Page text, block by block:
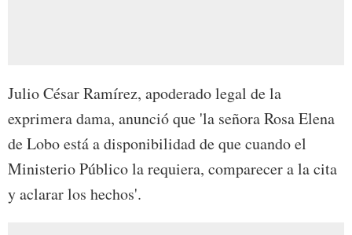
Julio César Ramírez, apoderado legal de la
exprimera dama, anunció que 'la señora Rosa Elena
de Lobo está a disponibilidad de que cuando el
Ministerio Público la requiera, comparecer a la cita
y aclarar los hechos'.